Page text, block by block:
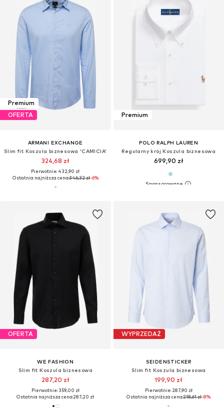
Premium
OFERTA
ARMANI EXCHANGE
Slim fit Koszula biznesowa 'CAMICIA'
324,68 zł
Pierwotnie: 432,90 zł
Ostatnia najniższa cena:346,32 zł-6%
Premium
POLO RALPH LAUREN
Regularny krój Koszula biznesowa
699,90 zł
OFERTA
WE FASHION
Slim fit Koszula biznesowa
287,20 zł
Pierwotnie: 359,00 zł
Ostatnia najniższa cena:287,20 zł
WYPRZEDAŻ
SEIDENSTICKER
Slim fit Koszula biznesowa
199,90 zł
Pierwotnie: 287,90 zł
Ostatnia najniższa cena:218,61 zł-8%